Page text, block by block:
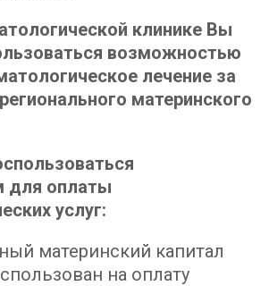
клинике Вы
возможностью
лечение за
материнского
для оплаты
услуг:
материнский капитал
на оплату